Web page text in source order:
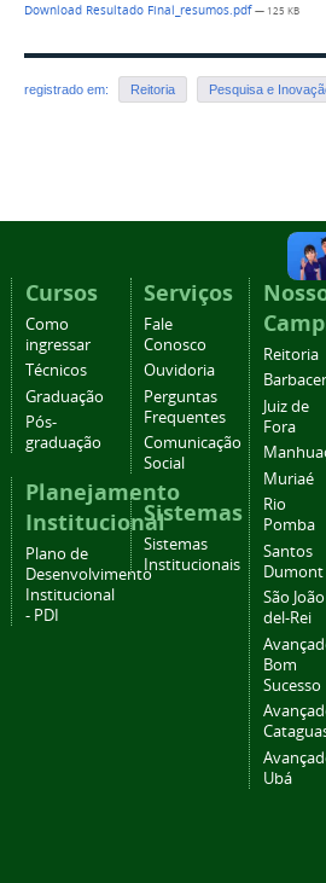
Download Resultado Final_resumos.pdf— 125 KB
registrado em: Reitoria Pesquisa e
Cursos
Como
ingressar
Técnicos
Graduação
Pós-
graduação
Planejamento
Institucional
Plano de
Desenvolvimento
Institucional
- PDI
Serviços
Fale
Conosco
Ouvidoria
Perguntas
Frequentes
Comunicação
Social
Sistemas
Sistemas
Institucionais
Reitoria
Juiz de
Fora
Muriaé
Rio
Pomba
Santos
Dumont
São João
del-Rei
Bom
Sucesso
Ubá